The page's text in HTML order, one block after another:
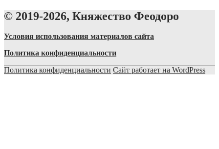
© 2019-2026, Княжество Феодоро
Условия использования материалов сайта
Политика конфиденциальности
Политика конфиденциальности Сайт работает на WordPress